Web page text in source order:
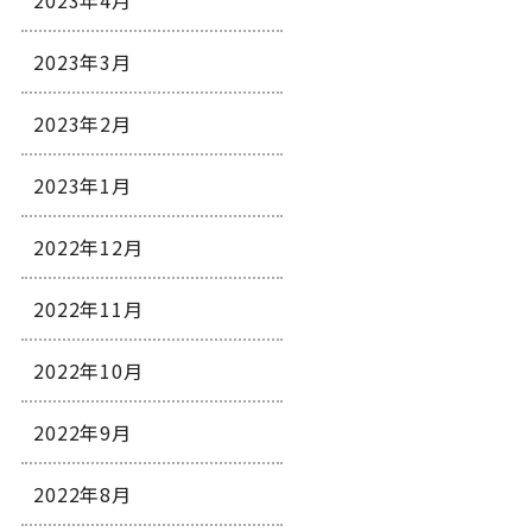
2023年3月
2023年2月
2023年1月
2022年12月
2022年11月
2022年10月
2022年9月
2022年8月